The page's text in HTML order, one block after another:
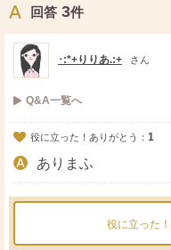
回答 3件
･:*+りりあ.:+ さん
Q&A一覧へ
役に立った！ありがとう： 1
ありまふ
役に立った！